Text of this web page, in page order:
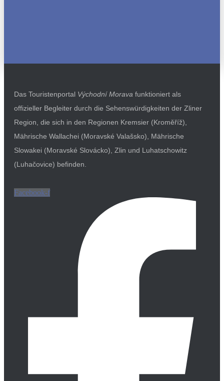
Das Touristenportal Východní Morava funktioniert als
offizieller Begleiter durch die Sehenswürdigkeiten der Zliner
Region, die sich in den Regionen Kremsier (Kroměříž),
Mährische Wallachei (Moravské Valašsko), Mährische
Slowakei (Moravské Slovácko), Zlin und Luhatschowitz
(Luhačovice) befinden.
Facebook-f